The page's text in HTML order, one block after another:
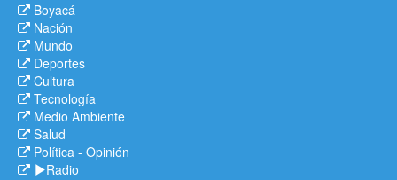
Boyacá
Nación
Mundo
Deportes
Cultura
Tecnología
Medio Ambiente
Salud
Política - Opinión
Radio